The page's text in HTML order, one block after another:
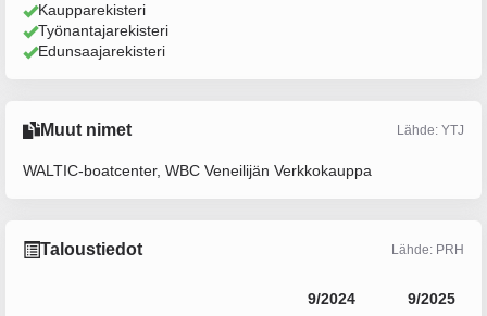
Kaupparekisteri
Työnantajarekisteri
Edunsaajarekisteri
Muut nimet Lähde: YTJ
WALTIC-boatcenter, WBC Veneilijän Verkkokauppa
Taloustiedot Lähde: PRH
9/2024 9/2025